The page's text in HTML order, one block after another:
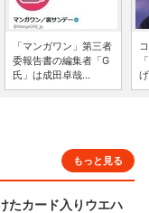
「マンガワン」第三者
委報告書の編集者「G
氏」は成田卓哉...
もっと見る
たカード入りウエハ